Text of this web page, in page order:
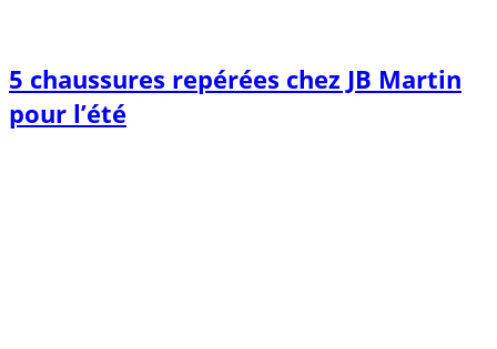
5 chaussures repérées chez JB Martin
pour l’été